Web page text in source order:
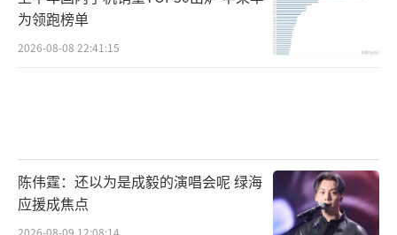
为领跑榜单
2026-08-08 22:41:15
陈伟霆：还以为是成毅的演唱会呢 绿海
应援成焦点
2026-08-09 12:08:14